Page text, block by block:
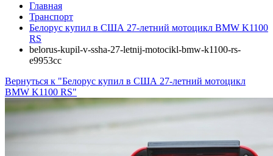
Главная
Транспорт
Белорус купил в США 27-летний мотоцикл BMW K1100
RS
belorus-kupil-v-ssha-27-letnij-motocikl-bmw-k1100-rs-
e9953cc
Вернуться к "Белорус купил в США 27-летний мотоцикл
BMW K1100 RS"